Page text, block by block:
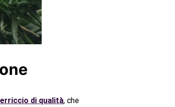
di qualità, che